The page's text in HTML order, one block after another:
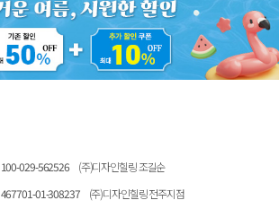
100-029-562526
(주)디자인힐링 조길순
467701-01-308237 (주)디자인힐링 전주지점